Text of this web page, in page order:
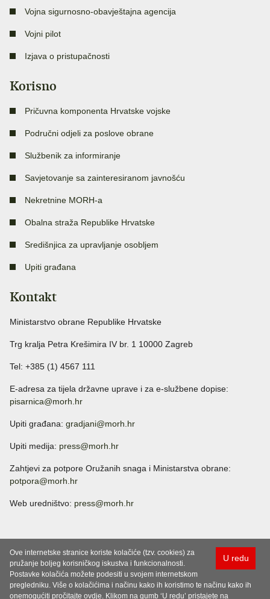
Vojna sigurnosno-obavještajna agencija
Vojni pilot
Izjava o pristupačnosti
Korisno
Pričuvna komponenta Hrvatske vojske
Područni odjeli za poslove obrane
Službenik za informiranje
Savjetovanje sa zainteresiranom javnošću
Nekretnine MORH-a
Obalna straža Republike Hrvatske
Središnjica za upravljanje osobljem
Upiti građana
Kontakt
Ministarstvo obrane Republike Hrvatske
Trg kralja Petra Krešimira IV br. 1 10000 Zagreb
Tel: +385 (1) 4567 111
E-adresa za tijela državne uprave i za e-službene dopise:
pisarnica@morh.hr
Upiti građana: gradjani@morh.hr
Upiti medija: press@morh.hr
Zahtjevi za potpore Oružanih snaga i Ministarstva obrane:
potpora@morh.hr
Web uredništvo: press@morh.hr
U redu
Ove internetske stranice koriste kolačiće (tzv. cookies) za
pružanje boljeg korisničkog iskustva i funkcionalnosti.
Postavke kolačića možete podesiti u svojem internetskom
pregledniku. Više o kolačićima i načinu kako ih koristimo te načinu kako ih
onemogućiti pročitajte ovdje. Klikom na gumb ‘U redu’ pristajete na